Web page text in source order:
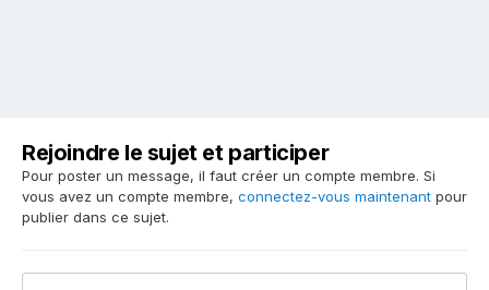
Rejoindre le sujet et participer
Pour poster un message, il faut créer un compte membre. Si
vous avez un compte membre, connectez-vous maintenant pour
publier dans ce sujet.